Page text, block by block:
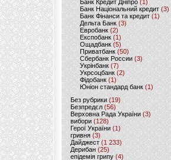
Банк Кредит Дніпро (1)
Банк Національний кредит (3)
Банк Фінанси та кредит (1)
Дельта Банк (3)
Евробанк(2)
Експобанк (1)
Ощадбанк(5)
Приватбанк (50)
Сбербанк России (3)
Укрінбанк(7)
Укрсоцбанк (2)
Фідобанк (1)
Юніон стандард банк(1)
Без рубрики (19)
Безпредєл(56)
Верховна Рада України (3)
вибори(128)
Герої України(1)
гривня (3)
Дайджест (1 233)
Дерибан (25)
епідемія грипу (4)